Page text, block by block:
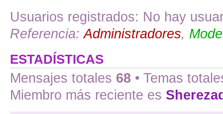
Usuarios registrados: No hay
Referencia:Administradores,
ESTADÍSTICAS
Mensajes totales 68 • Temas
Miembro más reciente es